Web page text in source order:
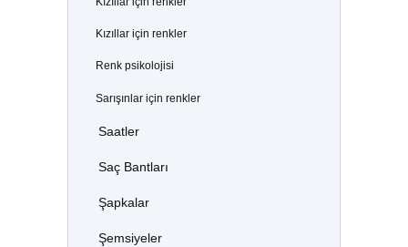
Kızıllar için renkler
Renk psikolojisi
Sarışınlar için renkler
Saatler
Saç Bantları
Şapkalar
Şemsiyeler